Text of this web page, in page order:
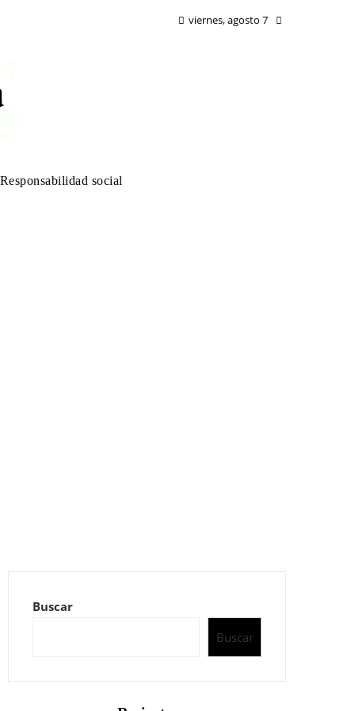
viernes, agosto 7
Responsabilidad social
Buscar
Buscar